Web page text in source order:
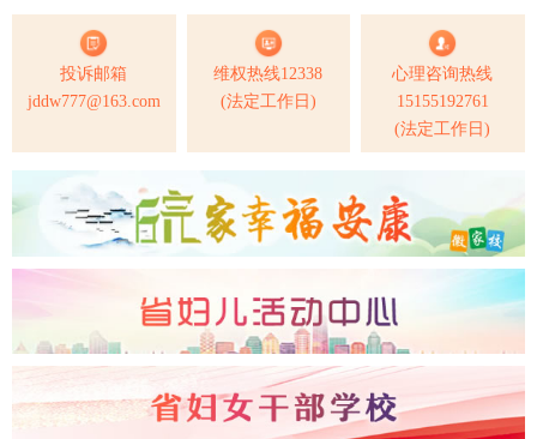
投诉邮箱
jddw777@163.com
维权热线12338
(法定工作日)
心理咨询热线
15155192761
(法定工作日)